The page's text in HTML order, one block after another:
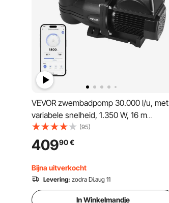
VEVOR zwembadpomp 30.000 l/u, met
variabele snelheid, 1.350 W, 16 m
opvoerhoogte, inbouw-/bovengrondse
zwembadpomp met filtermand,
zelfaanzuigende filterpomp,
programmeerbare timer, voor
bovengrondse zwembaden
(95)
40990€
Bijna uitverkocht
Levering: zodra Di.aug 11
In Winkelmandje